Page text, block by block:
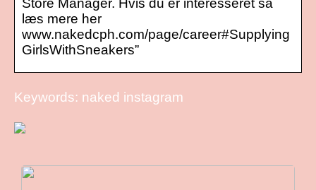
læs mere her
www.nakedcph.com/page/career#Supplying
GirlsWithSneakers”
Keywords: naked instagram